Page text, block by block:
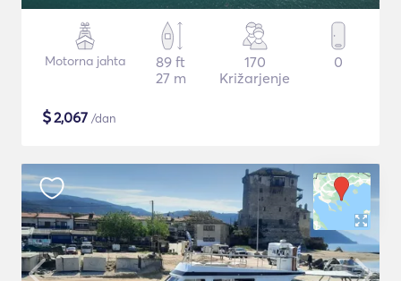
Motorna jahta
89 ft
27 m
170
Križarjenje
0
$2,067 /dan